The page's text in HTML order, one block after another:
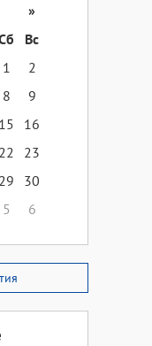
»
Вс
1
2
8
9
15
16
22
23
29
30
5 6